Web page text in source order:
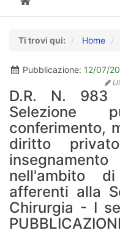
Ti trovi qui: Home
Pubblicazione: 12/07/
D.R. N.
Selezione
conferimento,
diritto
nell'ambito
afferenti alla
Chirurgia - I